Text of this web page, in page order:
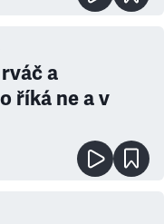
a
říká ne a v